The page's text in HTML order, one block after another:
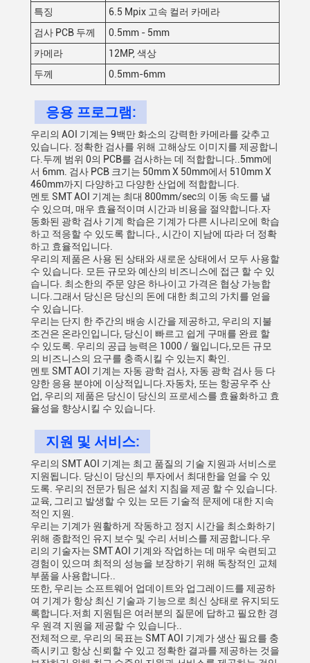
특징
6.5 Mpix 고속 컬러 카메라
검사 PCB 두께
0.5mm - 5mm
카메라
12MP, 색상
두께
0.5mm-6mm
응용 프로그램:
우리의 AOI 기계는 9백만 화소의 강력한 카메라를 갖추고
있습니다. 정확한 검사를 위해 고해상도 이미지를 제공합니
다.두께 범위 0의 PCB를 검사하는 데 적합합니다..5mm에
서 6mm. 검사 PCB 크기는 50mm X 50mm에서 510mm X
460mm까지 다양하고 다양한 산업에 적합합니다.
멘토 SMT AOI 기계는 최대 800mm/sec의 이동 속도를 낼
수 있으며, 매우 효율적이며 시간과 비용을 절약합니다.자
동화된 광학 검사 기계 학습은 기계가 다른 시나리오에 학습
하고 적응할 수 있도록 합니다., 시간이 지남에 따라 더 정확
하고 효율적입니다.
우리의 제품은 사용 된 상태와 새로운 상태에서 모두 사용할
수 있습니다. 모든 규모와 예산의 비즈니스에 접근 할 수 있
습니다. 최소한의 주문 양은 하나이고 가격은 협상 가능합
니다.그래서 당신은 당신의 돈에 대한 최고의 가치를 얻을
수 있습니다.
우리는 단지 한 주간의 배송 시간을 제공하고, 우리의 지불
조건은 온라인입니다, 당신이 빠르고 쉽게 구매를 완료 할
수 있도록. 우리의 공급 능력은 1000 / 월입니다,모든 규모
의 비즈니스의 요구를 충족시킬 수 있는지 확인.
멘토 SMT AOI 기계는 자동 광학 검사, 자동 광학 검사 등 다
양한 응용 분야에 이상적입니다.자동차, 또는 항공우주 산
업, 우리의 제품은 당신이 당신의 프로세스를 효율화하고 효
율성을 향상시킬 수 있습니다.
지원 및 서비스:
우리의 SMT AOI 기계는 최고 품질의 기술 지원과 서비스로
지원됩니다. 당신이 당신의 투자에서 최대한을 얻을 수 있
도록. 우리의 전문가 팀은 설치 지침을 제공 할 수 있습니다.
교육, 그리고 발생할 수 있는 모든 기술적 문제에 대한 지속
적인 지원.
우리는 기계가 원활하게 작동하고 정지 시간을 최소화하기
위해 종합적인 유지 보수 및 수리 서비스를 제공합니다.우
리의 기술자는 SMT AOI 기계와 작업하는 데 매우 숙련되고
경험이 있으며 최적의 성능을 보장하기 위해 독창적인 교체
부품을 사용합니다..
또한, 우리는 소프트웨어 업데이트와 업그레이드를 제공하
여 기계가 항상 최신 기술과 기능으로 최신 상태로 유지되도
록합니다.저희 지원팀은 여러분의 질문에 답하고 필요한 경
우 원격 지원을 제공할 수 있습니다..
전체적으로, 우리의 목표는 SMT AOI 기계가 생산 필요를 충
족시키고 항상 신뢰할 수 있고 정확한 결과를 제공하는 것을